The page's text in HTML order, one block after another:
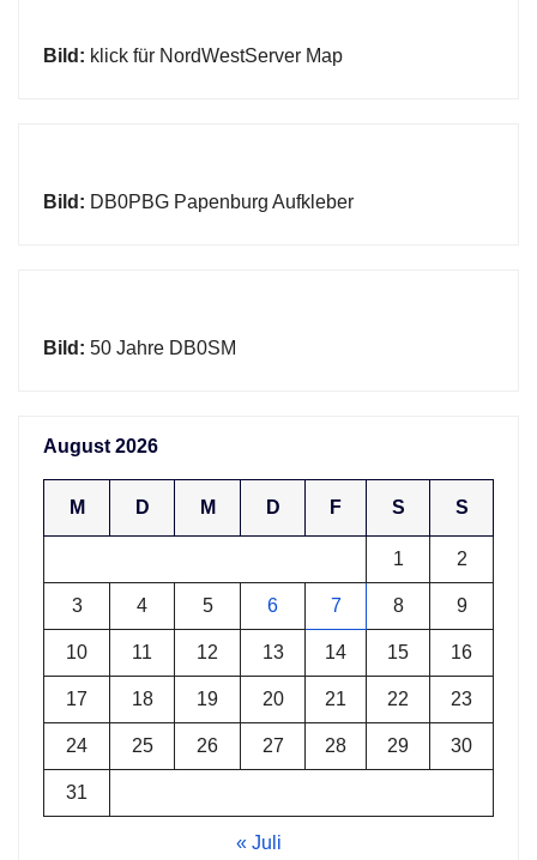
Bild: klick für NordWestServer Map
Bild: DB0PBG Papenburg Aufkleber
Bild: 50 Jahre DB0SM
August 2026
M D M D F S S
1 2
3 4 5 6 7 8 9
10 11 12 13 14 15 16
17 18 19 20 21 22 23
24 25 26 27 28 29 30
31
« Juli